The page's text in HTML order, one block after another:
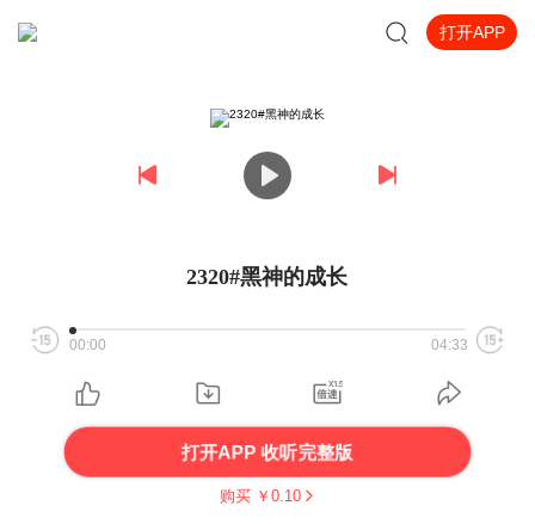
打开APP
2320#黑神的成长
00:00 04:33
打开APP 收听完整版
购买 ￥ 0.10